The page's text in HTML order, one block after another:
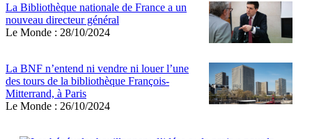
La Bibliothèque nationale de France a un
nouveau directeur général
Le Monde : 28/10/2024
La BNF n’entend ni vendre ni louer l’une
des tours de la bibliothèque François-
Mitterrand, à Paris
Le Monde : 26/10/2024